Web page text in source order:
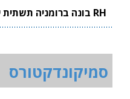
RH בונה ברומניה תשתית ייצור ביטחוני ישראלית
סמיקונדקטורס